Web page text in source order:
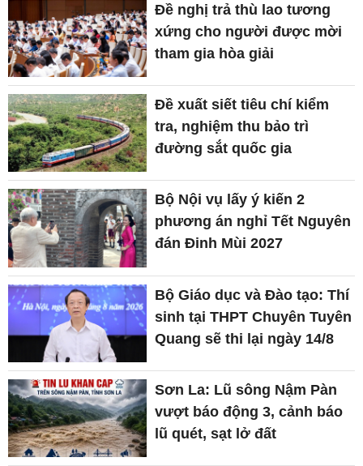
Đề nghị trả thù lao tương
xứng cho người được mời
tham gia hòa giải
Đề xuất siết tiêu chí kiểm
tra, nghiệm thu bảo trì
đường sắt quốc gia
Bộ Nội vụ lấy ý kiến 2
phương án nghỉ Tết Nguyên
đán Đinh Mùi 2027
Bộ Giáo dục và Đào tạo: Thí
sinh tại THPT Chuyên Tuyên
Quang sẽ thi lại ngày 14/8
Sơn La: Lũ sông Nậm Pàn
vượt báo động 3, cảnh báo
lũ quét, sạt lở đất